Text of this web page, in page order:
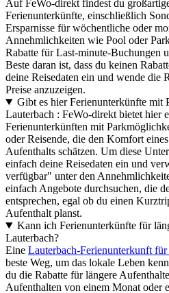
Auf FeWo-direkt findest du
Ferienunterkünfte, einschließlich
Ersparnisse für wöchentliche oder
Annehmlichkeiten wie Pool oder
Rabatte für Last-minute-Buchungen
Beste daran ist, dass du keinen
deine Reisedaten ein und wende die
Preise anzuzeigen.
Gibt es hier Ferienunterkünfte mit
Lauterbach : FeWo-direkt bietet hier
Ferienunterkünften mit
oder Reisende, die den Komfort
Aufenthalts schätzen. Um diese
einfach deine Reisedaten ein und
verfügbar" unter den
einfach Angebote durchsuchen, die
entsprechen, egal ob du einen
Aufenthalt planst.
Kann ich Ferienunterkünfte für
Lauterbach?
Eine Lauterbach-Ferienunterkunft
beste Weg, um das lokale Leben
du die Rabatte für längere
Aufenthalten von einem Monat oder